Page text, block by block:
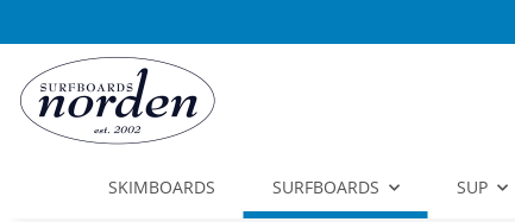
SKIMBOARDS SURFBOARDS SUP